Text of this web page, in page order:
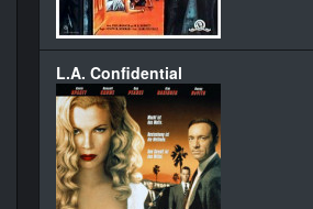
L.A. Confidential